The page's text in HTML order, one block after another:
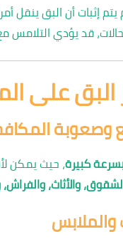
يتم إثبات أن البق
قد يؤدي التلامس مع
البق على
وصعوبة
كبيرة، حيث يمكن
والأثاث، والفراش،
والملابس